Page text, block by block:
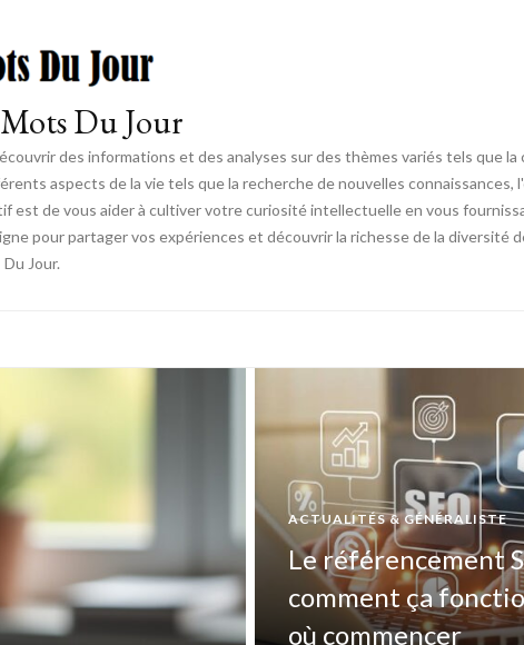
Du Jour
des informations et des analyses sur des thèmes variés tels que la
aspects de la vie tels que la recherche de nouvelles connaissances,
de vous aider à cultiver votre curiosité intellectuelle en vous
pour partager vos expériences et découvrir la richesse de la diversité
Du Jour.
ACTUALITÉS & GÉNÉRALISTE
Le référencement
comment ça
où commencer